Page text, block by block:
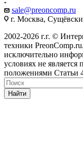
sale@preoncomp.ru
г. Москва,
2002-2026 г.г. ©
техники
исключительно
условиях не
положениями Статьи
Найти